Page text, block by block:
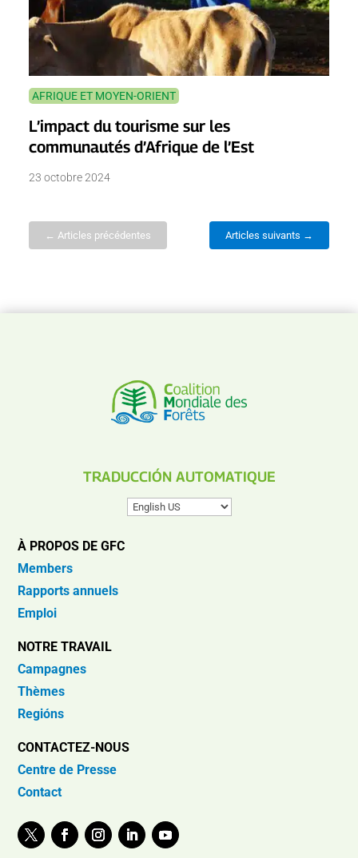
AFRIQUE ET MOYEN-ORIENT
L’impact du tourisme sur les
communautés d’Afrique de l’Est
23 octobre 2024
← Articles précédentes Articles suivants →
TRADUCCIÓN AUTOMATIQUE
À PROPOS DE GFC
Members
Rapports annuels
Emploi
NOTRE TRAVAIL
Campagnes
Thèmes
Regións
CONTACTEZ-NOUS
Centre de Presse
Contact